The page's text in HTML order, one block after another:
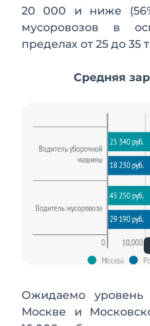
20 000 и ниже
мусоровозов в
пределах от 25 до 35
Средняя
Ожидаемо уровень
Москве и